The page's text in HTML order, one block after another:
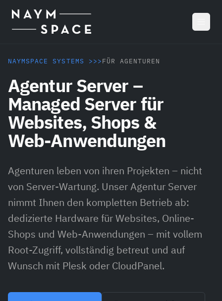
NAYMSPACE SYSTEMS >>> FÜR AGENTUREN
Agentur Server –
Managed Server für
Websites, Shops &
Web-Anwendungen
Agenturen leben von ihren Projekten – nicht
von Server-Wartung. Unser Agentur Server
nimmt Ihnen den kompletten Betrieb ab:
dedizierte Hardware für Websites, Online-
Shops und Web-Anwendungen – mit vollem
Root-Zugriff, vollständig betreut und auf
Wunsch mit Plesk oder CloudPanel.